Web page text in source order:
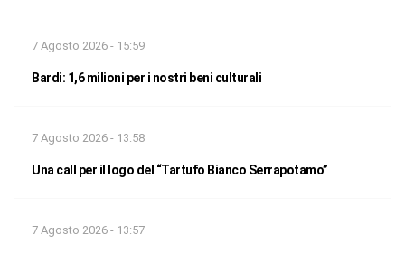
7 Agosto 2026 - 15:59
Bardi: 1,6 milioni per i nostri beni culturali
7 Agosto 2026 - 13:58
Una call per il logo del “Tartufo Bianco Serrapotamo”
7 Agosto 2026 - 13:57